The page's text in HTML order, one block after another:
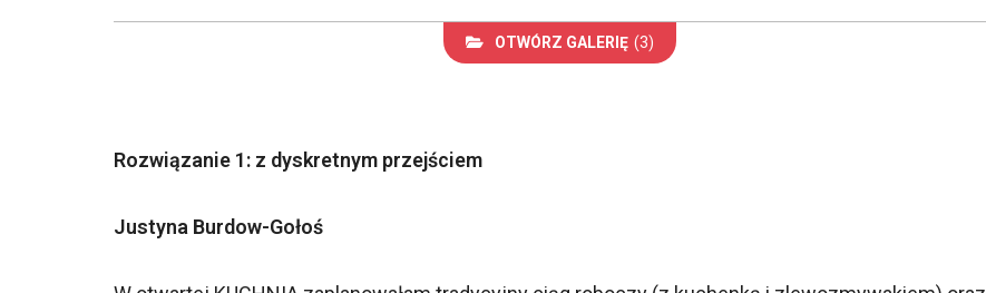
OTWÓRZ GALERIĘ (3)
Rozwiązanie 1: z dyskretnym przejściem
Justyna Burdow-Gołoś